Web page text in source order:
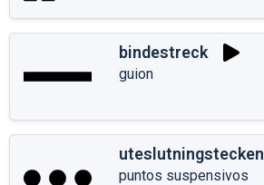
bindestreck
guion
uteslutningstecken
puntos suspensivos